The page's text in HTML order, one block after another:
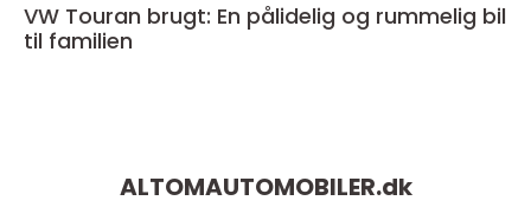
VW Touran brugt: En pålidelig og rummelig bil
til familien
ALTOMAUTOMOBILER.dk